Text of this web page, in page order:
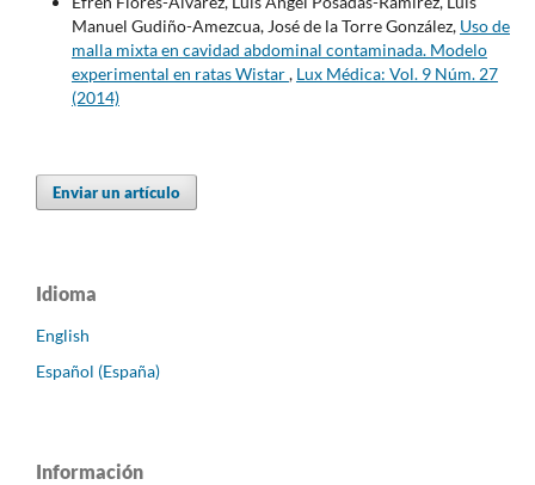
Manuel Gudiño-Amezcua, José de la Torre González, Uso de
malla mixta en cavidad abdominal contaminada. Modelo
experimental en ratas Wistar, Lux Médica: Vol. 9 Núm. 27
(2014)
Enviar un artículo
Idioma
English
Español (España)
Información